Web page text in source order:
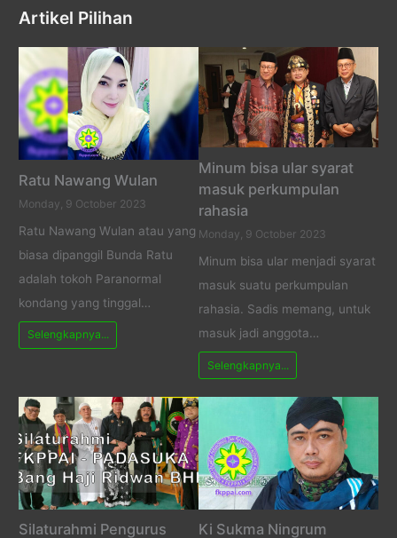
Artikel Pilihan
Ratu Nawang Wulan
Monday, 9 October 2023
Ratu Nawang Wulan atau yang
biasa dipanggil Bunda Ratu
adalah tokoh Paranormal
kondang yang tinggal…
Selengkapnya...
Minum bisa ular syarat
masuk perkumpulan
rahasia
Monday, 9 October 2023
Minum bisa ular menjadi syarat
masuk suatu perkumpulan
rahasia. Sadis memang, untuk
masuk jadi anggota…
Selengkapnya...
Silaturahmi Pengurus
Ki Sukma Ningrum